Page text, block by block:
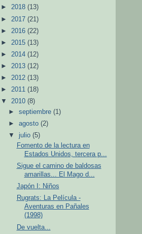
► 2018 (13)
► 2017 (21)
► 2016 (22)
► 2015 (13)
► 2014 (12)
► 2013 (12)
► 2012 (13)
► 2011 (18)
▼ 2010 (8)
►septiembre(1)
►agosto(2)
▼ julio(5)
Fomento de la lectura en
Estados Unidos, tercera p...
Sigue el camino de baldosas
amarillas... El Mago d...
Japón I: Niños
Rugrats: La Película -
Aventuras en Pañales
(1998)
De vuelta...